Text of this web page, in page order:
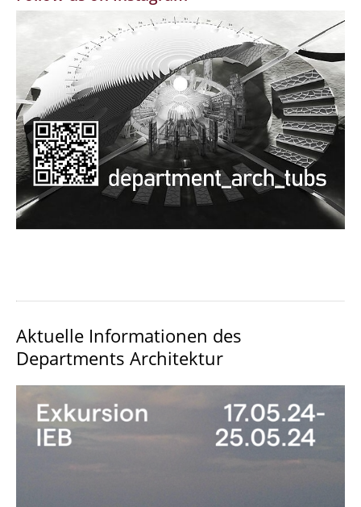
Alumni | cloud club
Dokumente und Downloads
Aktuelle Informationen des
Departments Architektur